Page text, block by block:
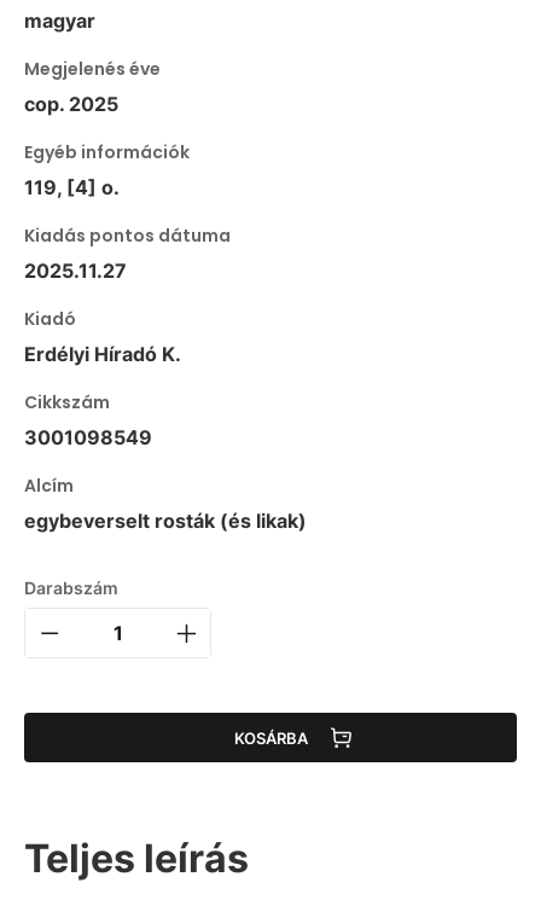
magyar
Megjelenés éve
cop. 2025
Egyéb információk
119, [4] o.
Kiadás pontos dátuma
2025.11.27
Kiadó
Erdélyi Híradó K.
Cikkszám
3001098549
Alcím
egybeverselt rosták (és likak)
Darabszám
KOSÁRBA
Teljes leírás